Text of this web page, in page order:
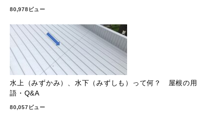
80,978ビュー
水上（みずかみ）、水下（みずしも）って何？ 屋根の用
語・Q&A
80,057ビュー